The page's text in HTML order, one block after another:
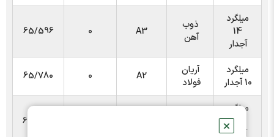
✕
میلگرد
14
آجدار
ذوب
آهن
A3
0
65/596
میلگرد
10 آجدار
آریان
فولاد
A2
0
65/780
میلگرد
14
آجدار
63/486